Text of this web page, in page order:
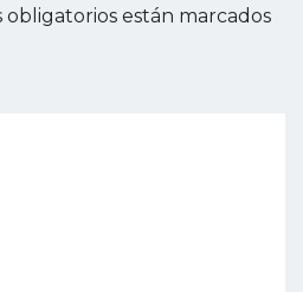
obligatorios están marcados